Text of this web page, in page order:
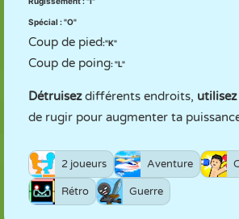
Spécial : "O"
Coup de pied:"K"
Coup de poing: "L"
Détruisezdifférents endroits,
de rugir pour augmenter ta
2 joueurs Aventure
Rétro Guerre